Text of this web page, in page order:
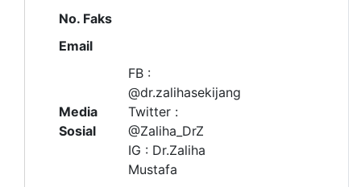
No. Faks
Email
Media
Sosial
FB :
@dr.zalihasekijang
Twitter :
@Zaliha_DrZ
IG : Dr.Zaliha
Mustafa